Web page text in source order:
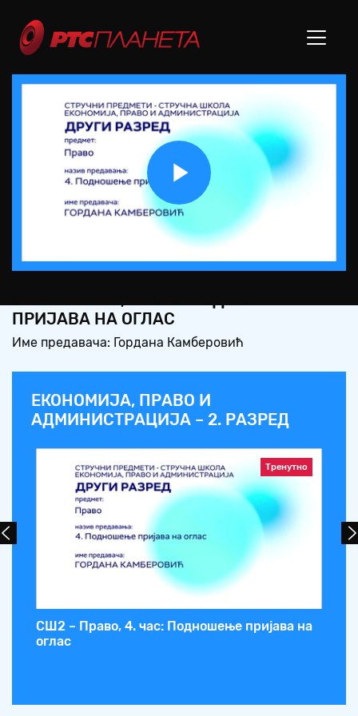
Play
Video
ПРИЈАВА НА ОГЛАС
Име предавача: Гордана Камберовић
ЕКОНОМИЈА, ПРАВО И
АДМИНИСТРАЦИЈА – 2. РАЗРЕД
Тренутно
СШ2 – Право, 4. час: Подношење пријава на
оглас